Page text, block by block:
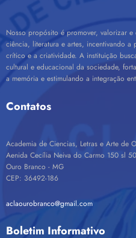
Nosso propósito é promover, valorizar
ciência, literatura e artes, incentivando a
crítico e a criatividade. A instituição
cultural e educacional da sociedade,
a memória e estimulando a integração
Contatos
Academia de Ciencias, Letras e Arte de
Aenida Cecília Neiva do Carmo 150 sl
Ouro Branco - MG
CEP: 36492-186
aclaourobranco@gmail.com
Boletim Informativo